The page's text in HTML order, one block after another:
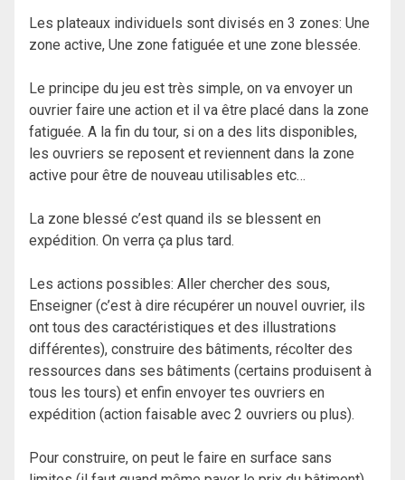
Les plateaux individuels sont divisés en 3 zones: Une
zone active, Une zone fatiguée et une zone blessée.
Le principe du jeu est très simple, on va envoyer un
ouvrier faire une action et il va être placé dans la zone
fatiguée. A la fin du tour, si on a des lits disponibles,
les ouvriers se reposent et reviennent dans la zone
active pour être de nouveau utilisables etc…
La zone blessé c’est quand ils se blessent en
expédition. On verra ça plus tard.
Les actions possibles: Aller chercher des sous,
Enseigner (c’est à dire récupérer un nouvel ouvrier, ils
ont tous des caractéristiques et des illustrations
différentes), construire des bâtiments, récolter des
ressources dans ses bâtiments (certains produisent à
tous les tours) et enfin envoyer tes ouvriers en
expédition (action faisable avec 2 ouvriers ou plus).
Pour construire, on peut le faire en surface sans